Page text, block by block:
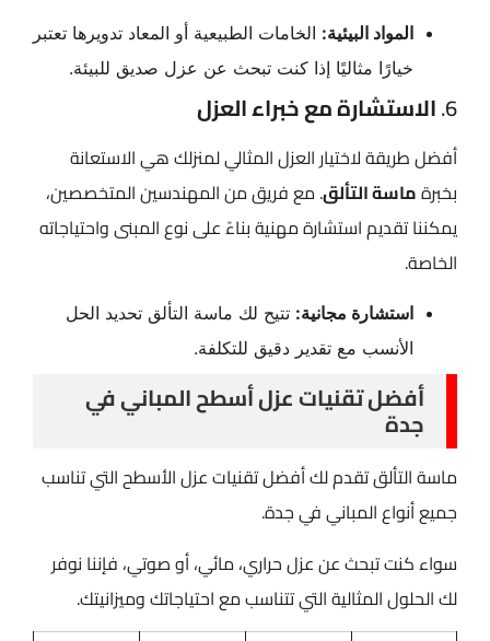
المواد البيئية: الخامات الطبيعية أو المعاد تدويرها تعتبر
خيارًا مثاليًا إذا كنت تبحث عن عزل صديق للبيئة.
6. الاستشارة مع خبراء العزل
أفضل طريقة لاختيار العزل المثالي لمنزلك هي الاستعانة
بخبرةماسة التألق. مع فريق من المهندسين المتخصصين،
يمكننا تقديم استشارة مهنية بناءً على نوع المبنى واحتياجاته
الخاصة.
استشارة مجانية: تتيح لك ماسة التألق تحديد الحل
الأنسب مع تقدير دقيق للتكلفة.
أفضل تقنيات عزل أسطح المباني في
جدة
ماسة التألق تقدم لك أفضل تقنيات عزل الأسطح التي تناسب
جميع أنواع المباني في جدة.
سواء كنت تبحث عن عزل حراري، مائي، أو صوتي، فإننا نوفر
لك الحلول المثالية التي تتناسب مع احتياجاتك وميزانيتك.